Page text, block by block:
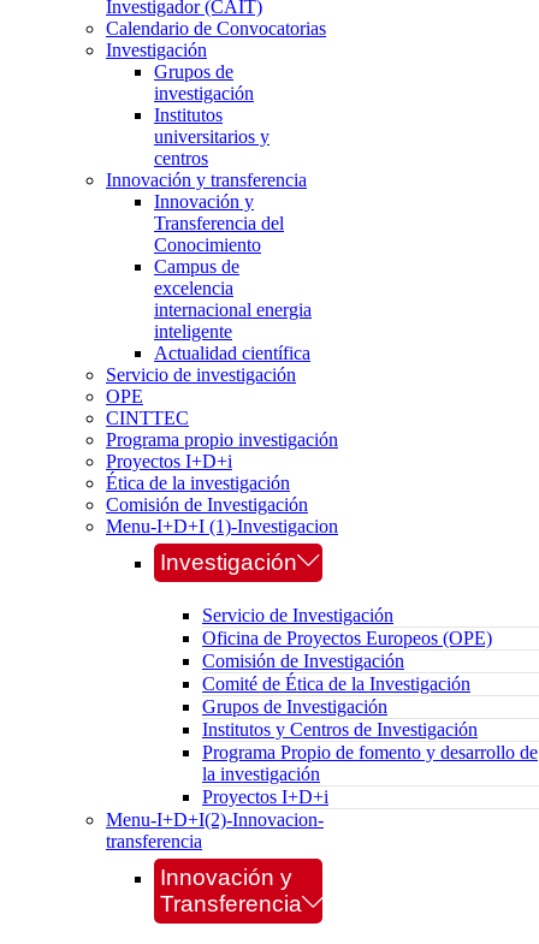
Investigador (CAIT)
Calendario de Convocatorias
Investigación
Grupos de
investigación
Institutos
universitarios y
centros
Innovación y transferencia
Innovación y
Transferencia del
Conocimiento
Campus de
excelencia
internacional energia
inteligente
Actualidad científica
Servicio de investigación
OPE
CINTTEC
Programa propio investigación
Proyectos I+D+i
Ética de la investigación
Comisión de Investigación
Menu-I+D+I (1)-Investigacion
Investigación
Servicio de Investigación
Oficina de Proyectos Europeos (OPE)
Comisión de Investigación
Comité de Ética de la Investigación
Grupos de Investigación
Institutos y Centros de Investigación
Programa Propio de fomento y desarrollo de
la investigación
Proyectos I+D+i
Menu-I+D+I(2)-Innovacion-
transferencia
Innovación y
Transferencia